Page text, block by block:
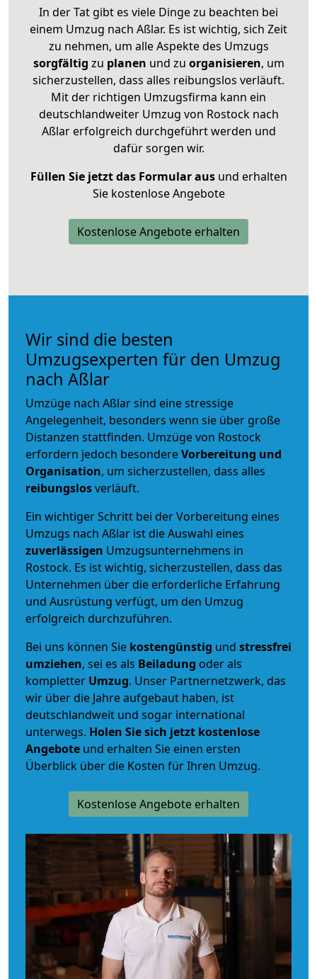
In der Tat gibt es viele Dinge zu beachten bei
einem Umzug nach Aßlar. Es ist wichtig, sich Zeit
zu nehmen, um alle Aspekte des Umzugs
sorgfältig zu planen und zu organisieren, um
sicherzustellen, dass alles reibungslos verläuft.
Mit der richtigen Umzugsfirma kann ein
deutschlandweiter Umzug von Rostock nach
Aßlar erfolgreich durchgeführt werden und
dafür sorgen wir.
Füllen Sie jetzt das Formular ausund erhalten
Sie kostenlose Angebote
Kostenlose Angebote erhalten
Wir sind die besten
Umzugsexperten für den Umzug
nach Aßlar
Umzüge nach Aßlar sind eine stressige
Angelegenheit, besonders wenn sie über große
Distanzen stattfinden. Umzüge von Rostock
erfordern jedoch besondereVorbereitung und
Organisation, um sicherzustellen, dass alles
reibungslosverläuft.
Ein wichtiger Schritt bei der Vorbereitung eines
Umzugs nach Aßlar ist die Auswahl eines
zuverlässigen Umzugsunternehmens in
Rostock. Es ist wichtig, sicherzustellen, dass das
Unternehmen über die erforderliche Erfahrung
und Ausrüstung verfügt, um den Umzug
erfolgreich durchzuführen.
Bei uns können Sie kostengünstig und stressfrei
umziehen, sei es als Beiladung oder als
kompletter Umzug. Unser Partnernetzwerk, das
wir über die Jahre aufgebaut haben, ist
deutschlandweit und sogar international
unterwegs. Holen Sie sich jetzt kostenlose
Angebote und erhalten Sie einen ersten
Überblick über die Kosten für Ihren Umzug.
Kostenlose Angebote erhalten